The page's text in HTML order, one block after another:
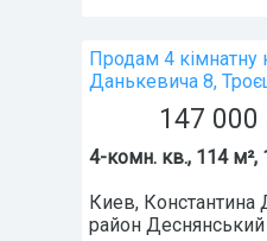
Продам 4 кімнатну
Данькевича 8,
147 000
4-комн. кв., 114 м²,
Киев, Константина
район Деснянський